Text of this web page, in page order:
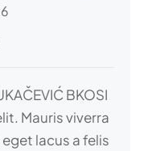
BKOSI
Mauris viverra
lacus a felis